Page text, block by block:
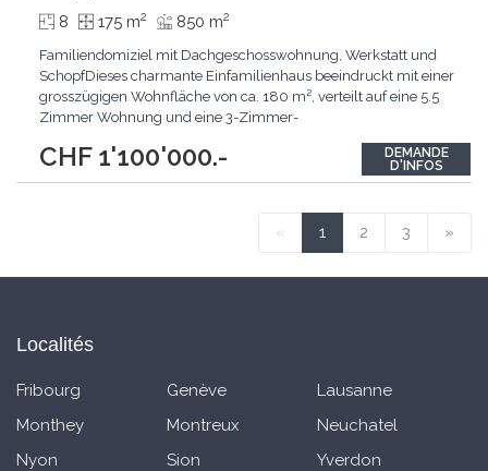
CHF 1'100'000.-
8 175 m2 850 m2
Familiendomiziel mit Dachgeschosswohnung, Werkstatt und
SchopfDieses charmante Einfamilienhaus beeindruckt mit einer
grosszügigen Wohnfläche von ca. 180 m², verteilt auf eine 5.5
Zimmer Wohnung und eine 3-Zimmer-
Grundstücksfläche von 856 m² wird ergänzt mit einer
Werkstatt und einem Büro sowie einem zusätzlichen Schopf.
DEMANDE
D'INFOS
« 1 2 3 »
Localités
Fribourg Genève
Lausanne
Monthey
Montreux
Neuchatel
Nyon
Sion Yverdon